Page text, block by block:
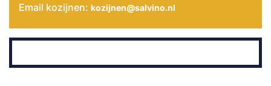
Email kozijnen: kozijnen@salvino.nl